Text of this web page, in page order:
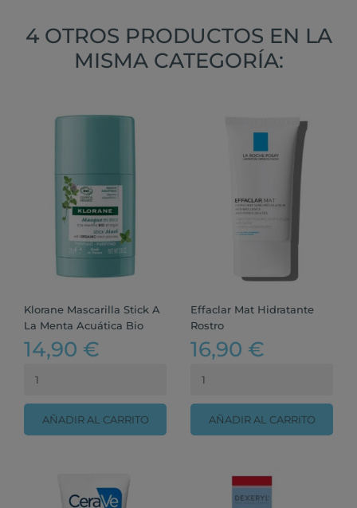
4 OTROS PRODUCTOS EN LA
MISMA CATEGORÍA:
Klorane Mascarilla Stick A
La Menta Acuática Bio
14,90 €
AÑADIR AL CARRITO
Effaclar Mat Hidratante
Rostro
16,90 €
AÑADIR AL CARRITO